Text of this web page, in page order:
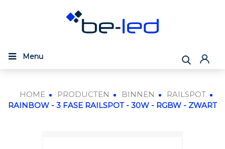
Menu
HOME PRODUCTEN BINNEN
RAILSPOT
RAINBOW - 3 FASE RAILSPOT - 30W - RGBW - ZWART